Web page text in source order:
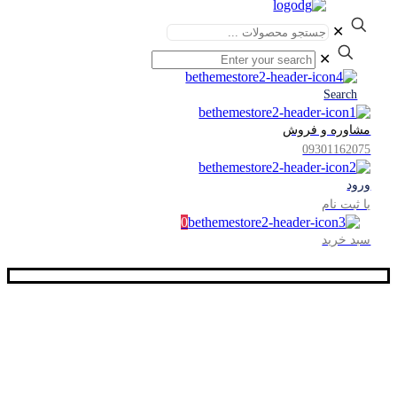
✕
✕
Search
مشاوره و فروش
09301162075
ورود
یا ثبت نام
0
سبد خرید